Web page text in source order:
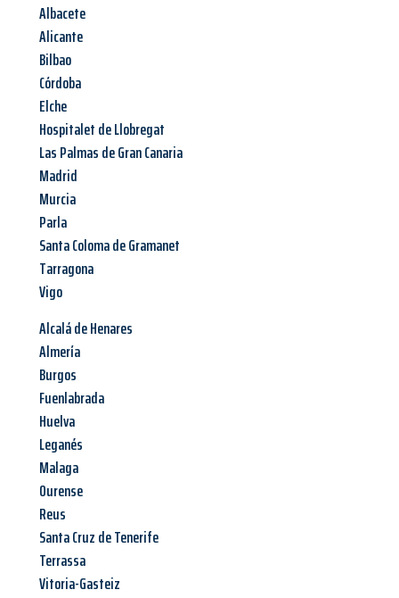
Albacete
Alicante
Bilbao
Córdoba
Elche
Hospitalet de Llobregat
Las Palmas de Gran Canaria
Madrid
Murcia
Parla
Santa Coloma de Gramanet
Tarragona
Vigo
Alcalá de Henares
Almería
Burgos
Fuenlabrada
Huelva
Leganés
Malaga
Ourense
Reus
Santa Cruz de Tenerife
Terrassa
Vitoria-Gasteiz